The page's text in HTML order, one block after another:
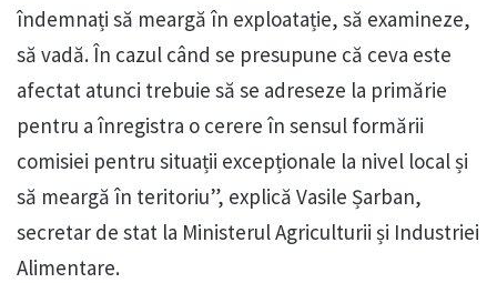
îndemnați să meargă în exploatație, să examineze,
să vadă. În cazul când se presupune că ceva este
afectat atunci trebuie să se adreseze la primărie
pentru a înregistra o cerere în sensul formării
comisiei pentru situații excepționale la nivel local și
să meargă în teritoriu”, explică Vasile Șarban,
secretar de stat la Ministerul Agriculturii și Industriei
Alimentare.